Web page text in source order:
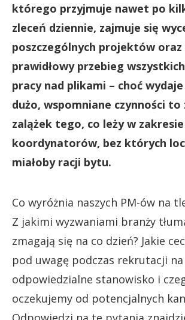
którego przyjmuje nawet po
zleceń dziennie, zajmuje się
poszczególnych projektów oraz
prawidłowy przebieg
pracy nad plikami – choć
dużo, wspomniane czynności to
zalążek tego, co leży w
koordynatorów, bez których
miałoby racji bytu.
Co wyróżnia naszych PM-ów na
Z jakimi wyzwaniami branży
zmagają się na co dzień? Jakie
pod uwagę podczas rekrutacji
odpowiedzialne stanowisko i
oczekujemy od potencjalnych